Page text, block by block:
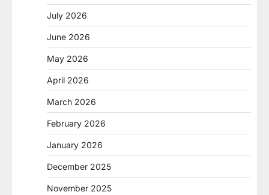
July 2026
June 2026
May 2026
April 2026
March 2026
February 2026
January 2026
December 2025
November 2025